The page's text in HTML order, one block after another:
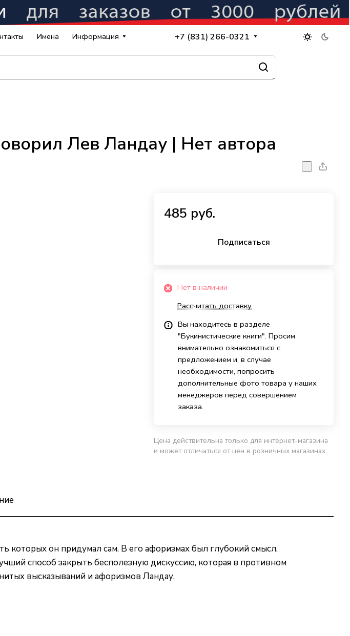
Имена Информация +7 (831) 266-0321
Лев Ландау | Нет автора
485 руб.
Подписаться
Нет в наличии
Рассчитать доставку
Вы находитесь в разделе
"Букинистические книги". Просим
внимательно ознакомиться с
предложением и, в случае
необходимости, попросить
дополнительные фото товара у наших
менеджеров перед совершением
заказа.
Цена действительна только для интернет-магазина
и может отличаться от цен в розничных магазинах
он придумал сам. В его афоризмах был глубокий смысл.
способ закрыть бесполезную дискуссию, которая в противном
высказываний и афоризмов Ландау.